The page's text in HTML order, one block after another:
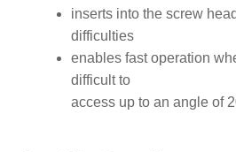
inserts into the screw
difficulties
enables fast operation
difficult to
access up to an angle of